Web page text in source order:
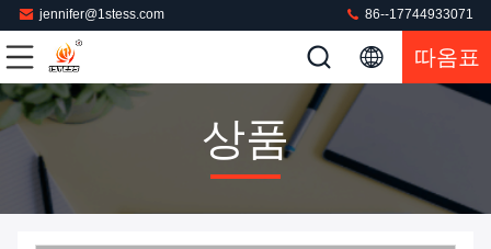
jennifer@1stess.com 86--17744933071
따옴표
상품